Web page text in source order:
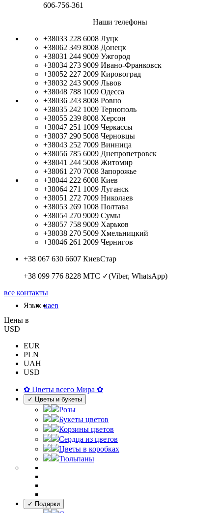
606-756-361
Наши телефоны
+38033 228 6008 Луцк
+38062 349 8008 Донецк
+38031 244 9009 Ужгород
+38034 273 9009 Ивано-Франковск
+38052 227 2009 Кировоград
+38032 243 9009 Львов
+38048 788 1009 Одесса
+38036 243 8008 Ровно
+38035 242 1009 Тернополь
+38055 239 8008 Херсон
+38047 251 1009 Черкассы
+38037 290 5008 Черновцы
+38043 252 7009 Винница
+38056 785 6009 Днепропетровск
+38041 244 5008 Житомир
+38061 270 7008 Запорожье
+38044 222 6008 Киев
+38064 271 1009 Луганск
+38051 272 7009 Николаев
+38053 269 1008 Полтава
+38054 270 9009 Сумы
+38057 758 9009 Харьков
+38038 270 5009 Хмельницкий
+38046 261 2009 Чернигов
+38 067 630 6607 КиевСтар
+38 099 776 8228 МТС ✓(Viber, WhatsApp)
все контакты
Язык uaen
Цены в
USD
EUR
PLN
UAH
USD
✿ Цветы всего Мира ✿
✓ Цветы и букеты
Розы
Букеты цветов
Корзины цветов
Сердца из цветов
Цветы в коробках
Тюльпаны
✓ Подарки